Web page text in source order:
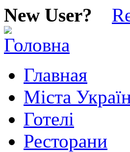
New User?
Главная
Міста
Готелі
Ресторани